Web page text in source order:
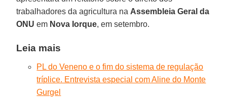
trabalhadores da agricultura na Assembleia Geral da
ONU em Nova Iorque, em setembro.
Leia mais
PL do Veneno e o fim do sistema de regulação
tríplice. Entrevista especial com Aline do Monte
Gurgel